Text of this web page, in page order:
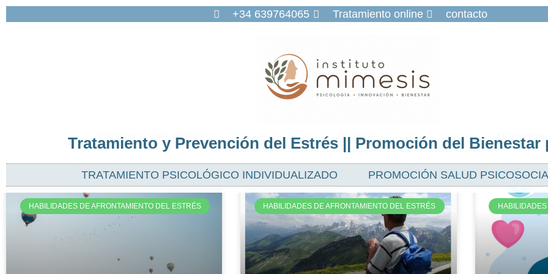
+34 639764065 Tratamiento online contacto
Tratamiento y Prevención del Estrés || Promoción del Bienestar
TRATAMIENTO PSICOLÓGICO INDIVIDUALIZADO PROMOCIÓN SALUD
SÍNTOMAS DEL ESTRÉS HABILIDADES DE AFRONTAMIENTO DEL ESTRÉS
HABILIDADES DE AFRONTAMIENTO DEL ESTRÉS HABILIDADES DE AFRONTAMIENTO DEL ESTRÉS